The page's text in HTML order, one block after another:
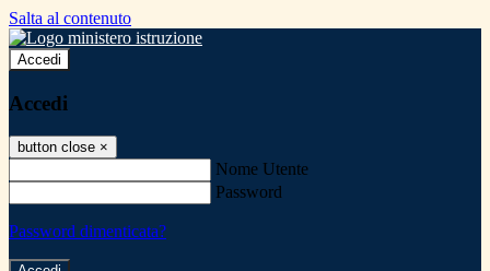
Salta al contenuto
Accedi
Accedi
button close ×
Nome Utente
Password
Password dimenticata?